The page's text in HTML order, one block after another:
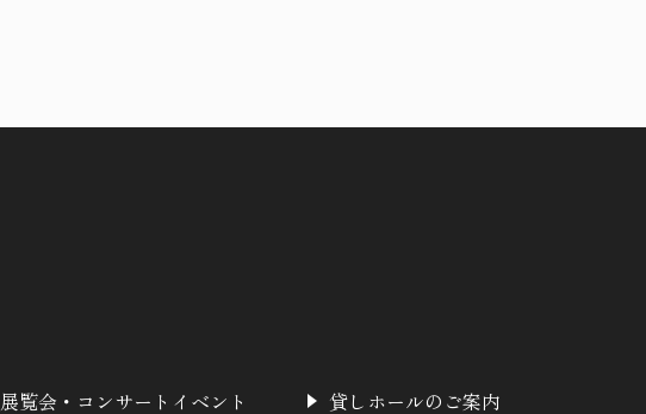
展覧会・コンサートイベント 貸しホールのご案内